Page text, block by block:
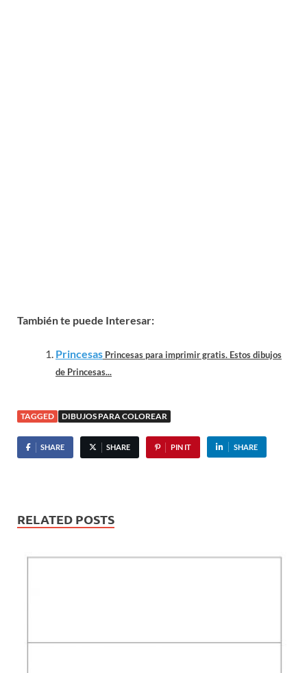
También te puede Interesar:
Princesas Princesas para imprimir gratis. Estos dibujos
de Princesas...
TAGGED DIBUJOS PARA COLOREAR
SHARE SHARE PIN IT SHARE
RELATED POSTS